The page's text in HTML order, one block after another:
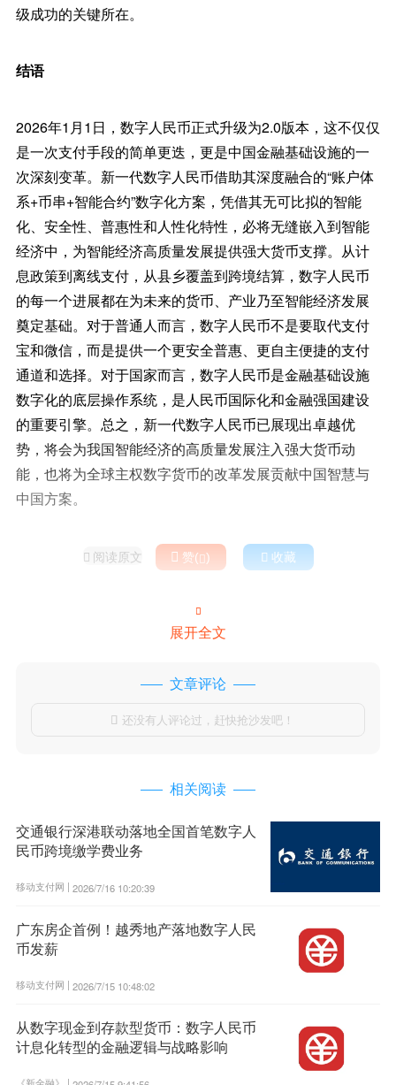
级成功的关键所在。
结语
2026年1月1日，数字人民币正式升级为2.0版本，这不仅仅
是一次支付手段的简单更迭，更是中国金融基础设施的一
次深刻变革。新一代数字人民币借助其深度融合的“账户体
系+币串+智能合约”数字化方案，凭借其无可比拟的智能
化、安全性、普惠性和人性化特性，必将无缝嵌入到智能
经济中，为智能经济高质量发展提供强大货币支撑。从计
息政策到离线支付，从县乡覆盖到跨境结算，数字人民币
的每一个进展都在为未来的货币、产业乃至智能经济发展
奠定基础。对于普通人而言，数字人民币不是要取代支付
宝和微信，而是提供一个更安全普惠、更自主便捷的支付
通道和选择。对于国家而言，数字人民币是金融基础设施
数字化的底层操作系统，是人民币国际化和金融强国建设
的重要引擎。总之，新一代数字人民币已展现出卓越优
势，将会为我国智能经济的高质量发展注入强大货币动
能，也将为全球主权数字货币的改革发展贡献中国智慧与
中国方案。
 阅读原文  赞()  收藏

展开全文
文章评论
 还没有人评论过，赶快抢沙发吧！
相关阅读
交通银行深港联动落地全国首笔数字人
民币跨境缴学费业务
移动支付网 | 2026/7/16 10:20:39
广东房企首例！越秀地产落地数字人民
币发薪
移动支付网 | 2026/7/15 10:48:02
从数字现金到存款型货币：数字人民币
计息化转型的金融逻辑与战略影响
《新金融》 |